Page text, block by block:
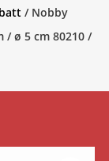
/ Nobby
/ ø 5 cm 80210 /